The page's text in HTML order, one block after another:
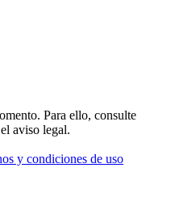
Para ello, consulte
aviso legal.
y condiciones de uso